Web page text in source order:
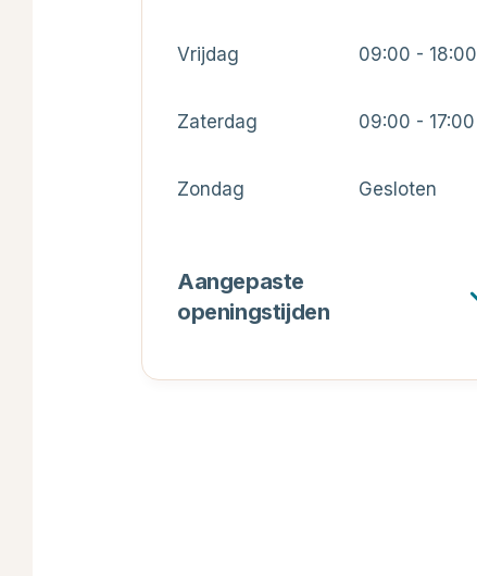
Vrijdag 09:00 - 18:00
Zaterdag 09:00 - 17:00
Zondag Gesloten
Aangepaste
openingstijden